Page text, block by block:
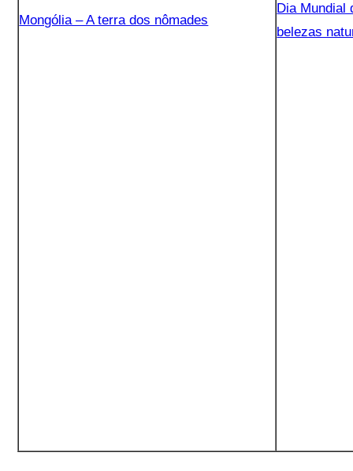
Mongólia – A terra dos nômades
Dia Mundial
belezas